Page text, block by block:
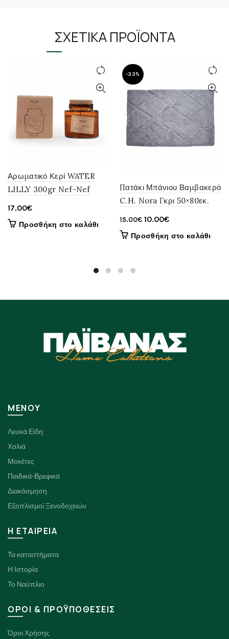
ΣΧΕΤΙΚΆ ΠΡΟΪΌΝΤΑ
Αρωματικό Κερί WATER
LILLY 300gr Nef-Nef
17.00€
Προσθήκη στο καλάθι
-33%
Πατάκι Μπάνιου Βαμβακερό
C.H. Nora Γκρι 50×80εκ.
15.00€ Original
price
10.00€Η
τρέχουσα
Προσθήκη στο καλάθι
ΜΕΝΟΥ
Λευκά Είδη
Χαλιά
Μοκέτες
Παιδικά-Βρεφικά
Διακόσμηση
Εξοπλισμοί Ξενοδοχειών
H ΕΤΑΙΡΕΙΑ
Τα καταστήματα
Η Ιστορία
Το Ναύπλιο
ΟΡΟΙ & ΠΡΟΫΠΟΘΕΣΕΙΣ
Όροι Χρήσης